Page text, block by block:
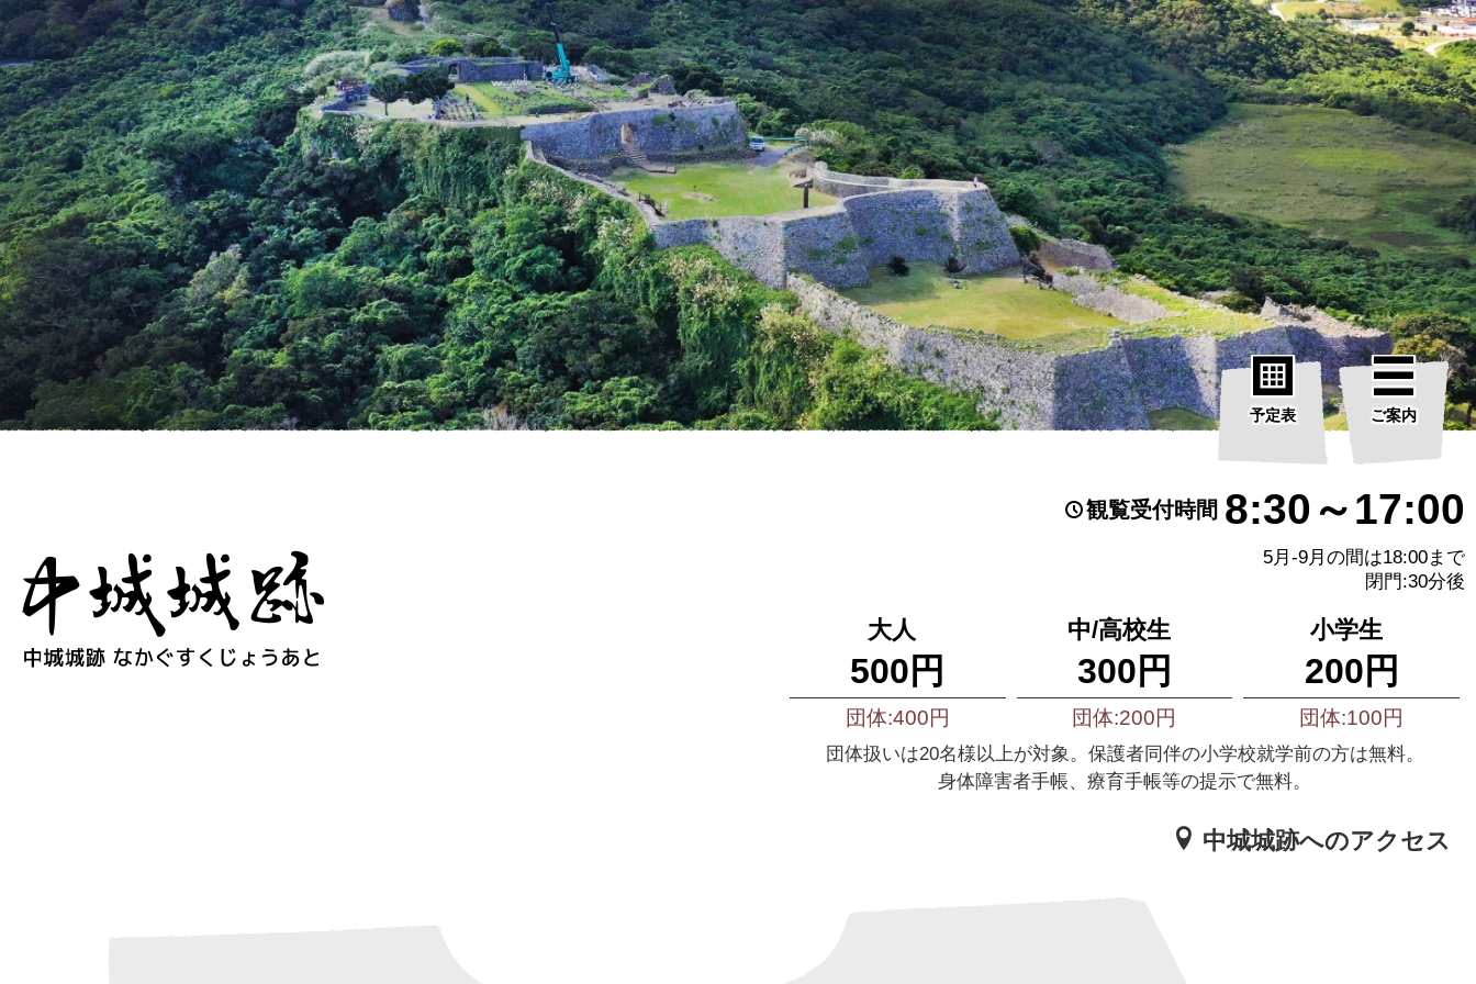
予定表 ご案内
観覧受付時間 8:30～17:00
5月-9月の間は18:00まで
閉門:30分後
大人
500円
団体:400円
中/高校生
300円
団体:200円
小学生
200円
団体:100円
団体扱いは20名様以上が対象。保護者同伴の小学校就学前の方は無料。
身体障害者手帳、療育手帳等の提示で無料。
中城城跡へのアクセス